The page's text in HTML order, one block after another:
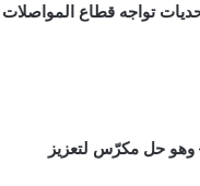
جميع أنحاء دولة الإمارات. وكانت “هيئة الطرق والمواصلات” قد طرحت ما مجموعه 6 تحديات تواجه قطاع المواصلات
وهو حل مكرّس لتعزيز